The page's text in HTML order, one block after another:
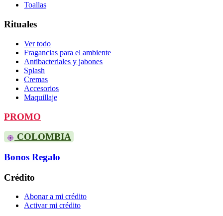
Toallas
Rituales
Ver todo
Fragancias para el ambiente
Antibacteriales y jabones
Splash
Cremas
Accesorios
Maquillaje
PROMO
COLOMBIA
Bonos Regalo
Crédito
Abonar a mi crédito
Activar mi crédito